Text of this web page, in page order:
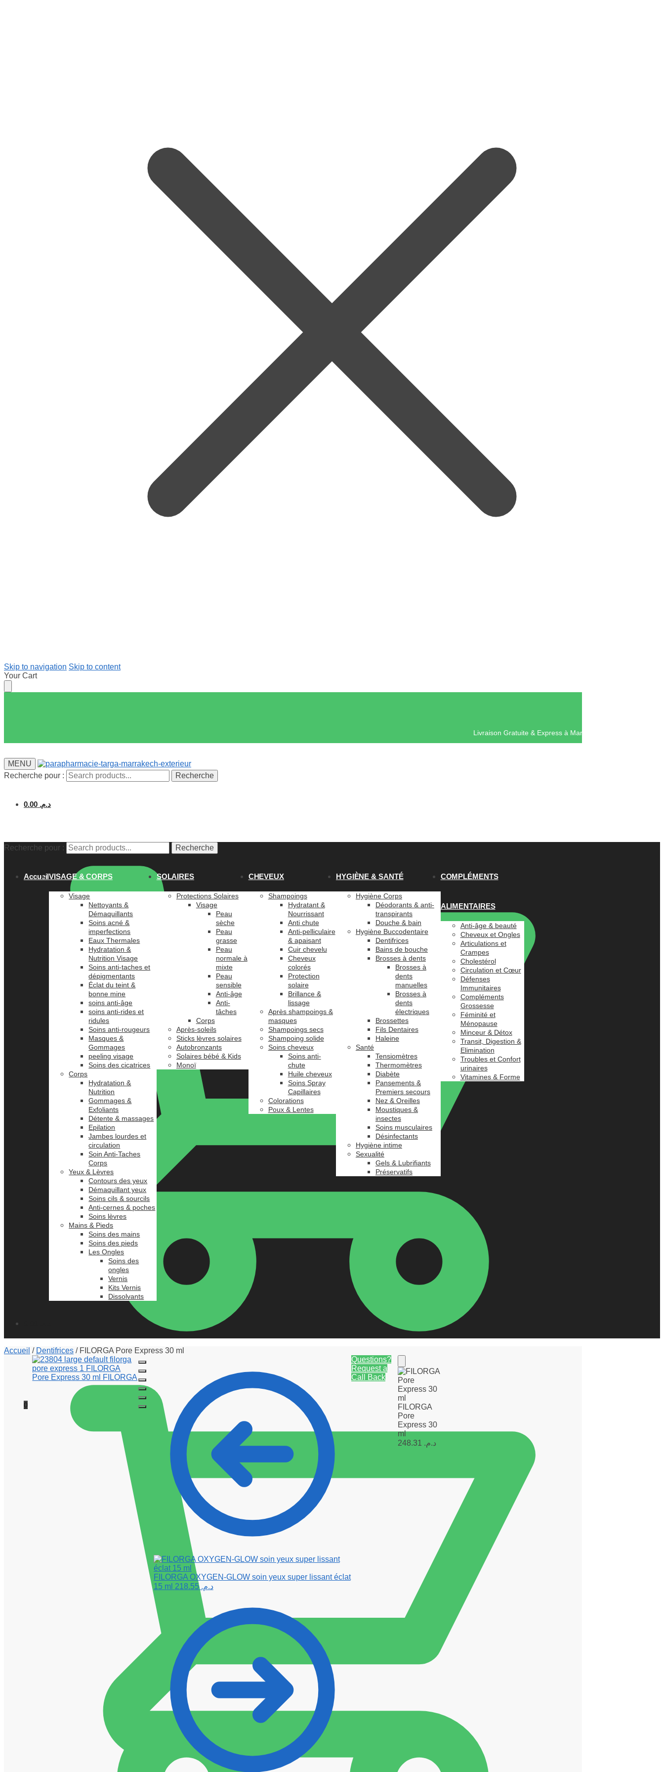
Skip to navigation Skip to content
Your Cart
Livraison Gratuite & Express à
MENU
Recherche pour :
Recherche
د.م. 0.00
0
Recherche pour : Recherche
AccueilVISAGE & CORPS
Visage
Nettoyants &
Démaquillants
Soins acné &
imperfections
Eaux Thermales
Hydratation &
Nutrition Visage
Soins anti-taches et
dépigmentants
Éclat du teint &
bonne mine
soins anti-âge
soins anti-rides et
ridules
Soins anti-rougeurs
Masques &
Gommages
peeling visage
Soins des cicatrices
Corps
Hydratation &
Nutrition
Gommages &
Exfoliants
Détente & massages
Epilation
Jambes lourdes et
circulation
Soin Anti-Taches
Corps
Yeux & Lèvres
Contours des yeux
Démaquillant yeux
Soins cils & sourcils
Anti-cernes & poches
Soins lèvres
Mains & Pieds
Soins des mains
Soins des pieds
Les Ongles
Soins des
ongles
Vernis
Kits Vernis
Dissolvants
SOLAIRES
Protections Solaires
Visage
Peau
sèche
Peau
grasse
Peau
normale à
mixte
Peau
sensible
Anti-âge
Anti-
tâches
Corps
Après-soleils
Sticks lèvres solaires
Autobronzants
Solaires bébé & Kids
Monoï
CHEVEUX
Shampoings
Hydratant &
Nourrissant
Anti chute
Anti-pelliculaire
& apaisant
Cuir chevelu
Cheveux
colorés
Protection
solaire
Brillance &
lissage
Après shampoings &
masques
Shampoings secs
Shampoing solide
Soins cheveux
Soins anti-
chute
Huile cheveux
Soins Spray
Capillaires
Colorations
Poux & Lentes
HYGIÈNE & SANTÉ
Hygiène Corps
Déodorants & anti-
transpirants
Douche & bain
Hygiène Buccodentaire
Dentifrices
Bains de bouche
Brosses à dents
Brosses à
dents
manuelles
Brosses à
dents
électriques
Brossettes
Fils Dentaires
Haleine
Santé
Tensiomètres
Thermomètres
Diabète
Pansements &
Premiers secours
Nez & Oreilles
Moustiques &
insectes
Soins musculaires
Désinfectants
Hygiène intime
Sexualité
Gels & Lubrifiants
Préservatifs
COMPLÉMENTS
ALIMENTAIRES
Anti-âge & beauté
Cheveux et Ongles
Articulations et
Crampes
Cholestérol
Circulation et Cœur
Défenses
Immunitaires
Compléments
Grossesse
Féminité et
Ménopause
Minceur & Détox
Transit, Digestion &
Elimination
Troubles et Confort
urinaires
Vitamines & Forme
Accueil / Dentifrices / FILORGA Pore Express 30 ml
FILORGA OXYGEN-GLOW soin yeux super lissant éclat
15 ml
د.م.218.55
Questions?
Request a
Call Back
FILORGA
Pore
Express 30
ml
د.م.